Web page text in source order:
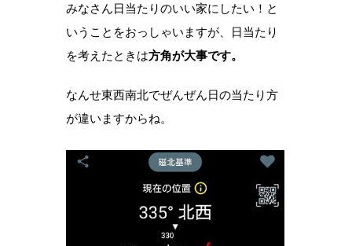
みなさん日当たりのいい家にしたい！と
いうことをおっしゃいますが、日当たり
を考えたときは方角が大事です。
なんせ東西南北でぜんぜん日の当たり方
が違いますからね。